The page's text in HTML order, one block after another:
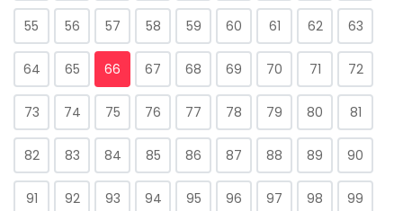
55 56 57 58 59 60 61 62 63
64 65 66 67 68 69 70 71 72
73 74 75 76 77 78 79 80 81
82 83 84 85 86 87 88 89 90
91 92 93 94 95 96 97 98 99